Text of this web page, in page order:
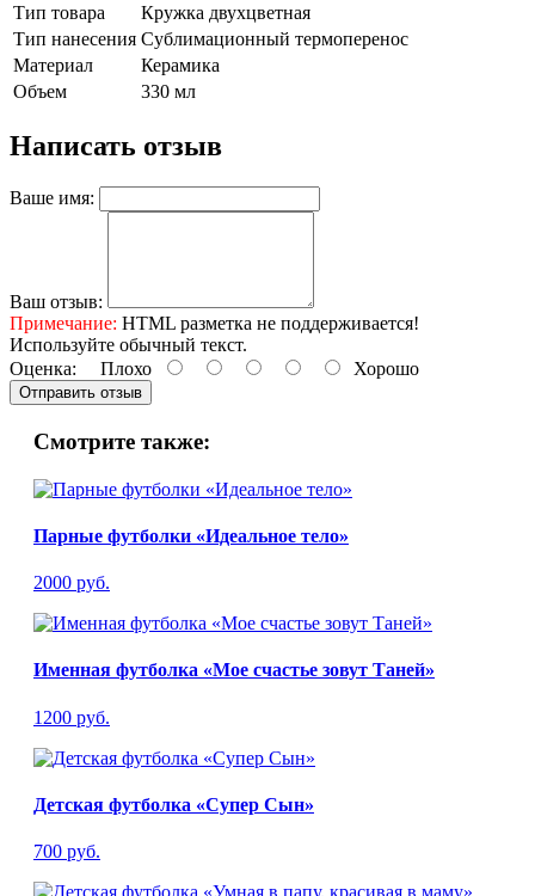
Тип товара
Кружка двухцветная
Тип нанесения Сублимационный термоперенос
Материал
Керамика
Объем
330 мл
Написать отзыв
Ваше имя:
Ваш отзыв:
Примечание: HTML разметка не поддерживается!
Используйте обычный текст.
Оценка: Плохо Хорошо
Отправить отзыв
Смотрите также:
Парные футболки «Идеальное тело»
2000 руб.
Именная футболка «Мое счастье зовут Таней»
1200 руб.
Детская футболка «Супер Сын»
700 руб.